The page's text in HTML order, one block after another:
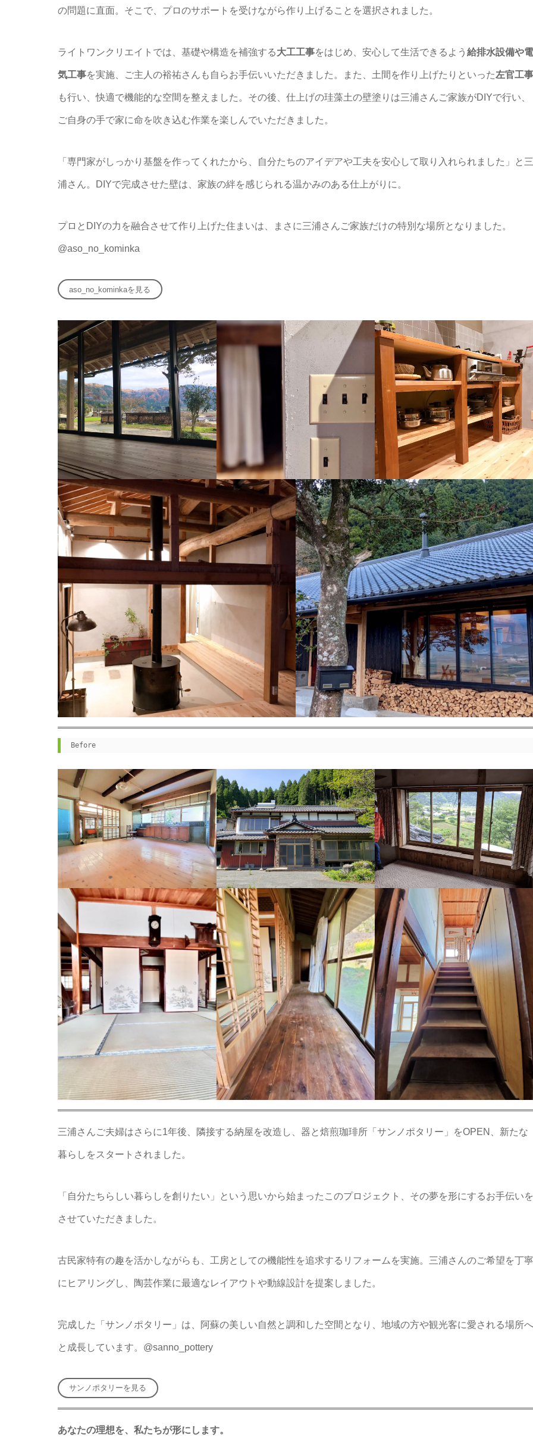
の問題に直面。そこで、プロのサポートを受けながら作り上げることを選択されました。
ライトワンクリエイトでは、基礎や構造を補強する大工工事をはじめ、安心して生活できるよう 給排水設備や電
気工事を実施、ご主人の裕祐さんも自らお手伝いいただきました。また、土間を作り上げたりといった左官工事
も行い、快適で機能的な空間を整えました。その後、仕上げの珪藻土の壁塗りは三浦さんご家族がDIYで行い、
ご自身の手で家に命を吹き込む作業を楽しんでいただきました。
「専門家がしっかり基盤を作ってくれたから、自分たちのアイデアや工夫を安心して取り入れられました」と三
浦さん。DIYで完成させた壁は、家族の絆を感じられる温かみのある仕上がりに。
プロとDIYの力を融合させて作り上げた住まいは、まさに三浦さんご家族だけの特別な場所となりました。
@aso_no_kominka
aso_no_kominkaを見る
Before
三浦さんご夫婦はさらに1年後、隣接する納屋を改造し、器と焙煎珈琲所「サンノポタリー」をOPEN、新たな
暮らしをスタートされました。
「自分たちらしい暮らしを創りたい」という思いから始まったこのプロジェクト、その夢を形にするお手伝いを
させていただきました。
古民家特有の趣を活かしながらも、工房としての機能性を追求するリフォームを実施。三浦さんのご希望を丁寧
にヒアリングし、陶芸作業に最適なレイアウトや動線設計を提案しました。
完成した「サンノポタリー」は、阿蘇の美しい自然と調和した空間となり、地域の方や観光客に愛される場所へ
と成長しています。@sanno_pottery
サンノポタリーを見る
あなたの理想を、私たちが形にします。